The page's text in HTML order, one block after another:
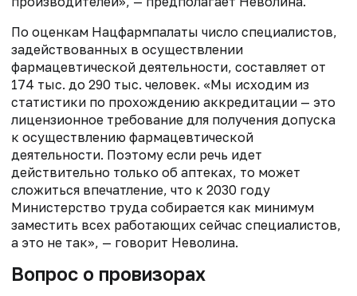
По оценкам Нацфармпалаты число специалистов,
задействованных в осуществлении
фармацевтической деятельности, составляет от
174 тыс. до 290 тыс. человек. «Мы исходим из
статистики по прохождению аккредитации — это
лицензионное требование для получения допуска
к осуществлению фармацевтической
деятельности. Поэтому если речь идет
действительно только об аптеках, то может
сложиться впечатление, что к 2030 году
Министерство труда собирается как минимум
заместить всех работающих сейчас специалистов,
а это не так», — говорит Неволина.
Вопрос о провизорах